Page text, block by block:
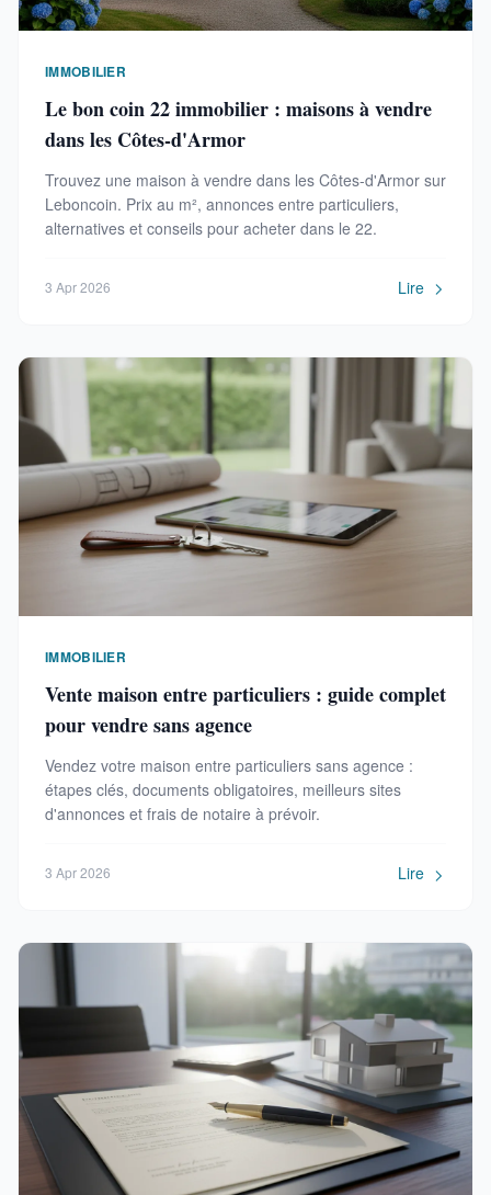
IMMOBILIER
Le bon coin 22 immobilier : maisons à vendre
dans les Côtes-d'Armor
Trouvez une maison à vendre dans les Côtes-d'Armor sur
Leboncoin. Prix au m², annonces entre particuliers,
alternatives et conseils pour acheter dans le 22.
3 Apr 2026 Lire
IMMOBILIER
Vente maison entre particuliers : guide complet
pour vendre sans agence
Vendez votre maison entre particuliers sans agence :
étapes clés, documents obligatoires, meilleurs sites
d'annonces et frais de notaire à prévoir.
3 Apr 2026 Lire